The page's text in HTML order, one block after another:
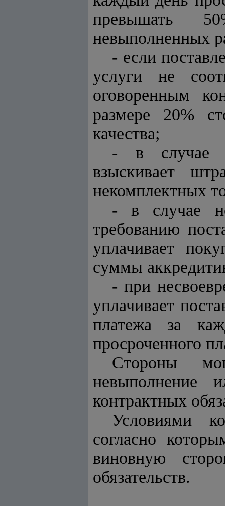
превышать
невыполненных
- если
услуги не
оговоренным
размере 20%
качества;
- в случае
взыскивает
некомплектных
- в случае
требованию
уплачивает
суммы
- при
уплачивает
платежа за
просроченного
Стороны
невыполнение
контрактных
Условиями
согласно
виновную
обязательств.